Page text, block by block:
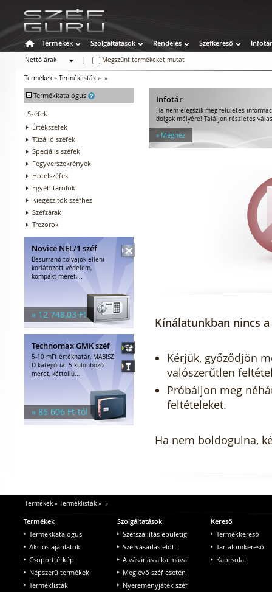
Termékek Szolgáltatások Rendelés Széfkereső Infotár
Nettó árak
Megszűnt termékeket mutat
Termékek » Terméklisták » »
- Termékkatalógus
Széfek
Értékszéfek
Tűzálló széfek
Speciális széfek
Fegyverszekrények
Hotelszéfek
Egyéb tárolók
Kiegészítők széfhez
Széfzárak
Trezorok
Novice NEL/1 széf
Besurranó tolvajok elleni
korlátozott védelem,
kompakt méret,...
» 12 748,03 Ft
Technomax GMK széf
5-10 mFt értékhatár, MABISZ
D kategória. 5 különböző
méret, kéttollú...
» 86 606 Ft-tól
Infotár
Ha nem elégszik meg felületes
dolgok mélyére! Találjon részletes
» Megnéz
Kínálatunkban nincs
Kérjük, győződjön
valószerűtlen
Próbáljon meg
feltételeket.
Ha nem boldogulna,
Termékek» Terméklisták» »
Termékek
Termékkatalógus
Akciós ajánlatok
Csoporttérkép
Népszerű termékek
Terméklisták
Szolgáltatások
Széfszállítás épületig
Széfvásárlás előtt
A vásárlás alkalmával
Meglévő széf esetén
Nyereményjáték széf
Kereső
Termékkereső
Tartalomkereső
Kapcsolat